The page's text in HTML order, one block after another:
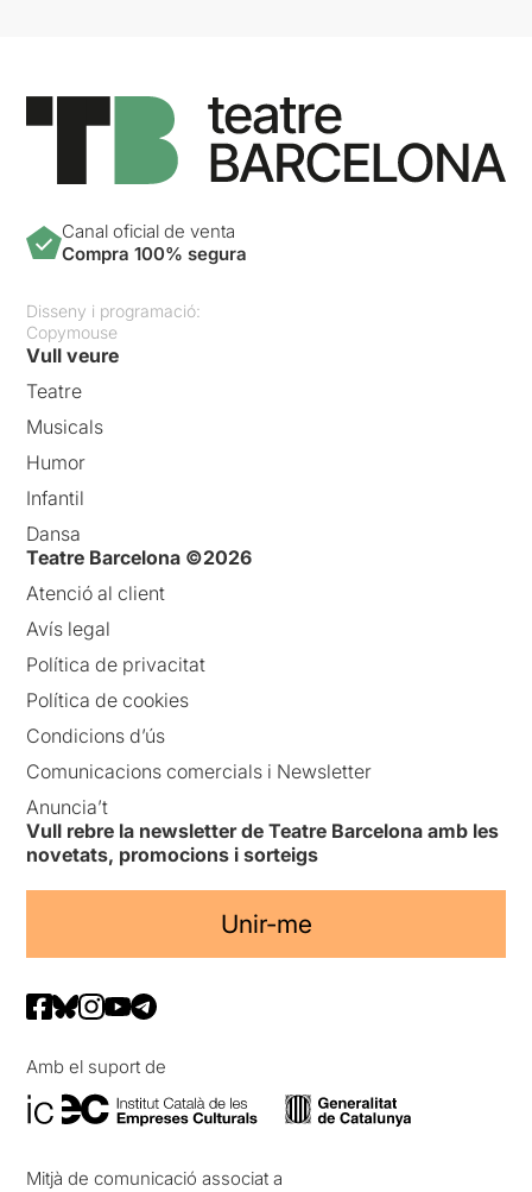
Canal oficial de venta
Compra 100% segura
Disseny i programació:
Copymouse
Vull veure
Teatre
Musicals
Humor
Infantil
Dansa
Teatre Barcelona ©2026
Atenció al client
Avís legal
Política de privacitat
Política de cookies
Condicions d’ús
Comunicacions comercials i Newsletter
Anuncia’t
Vull rebre la newsletter de Teatre Barcelona amb les
novetats, promocions i sorteigs
Unir-me
Amb el suport de
Mitjà de comunicació associat a